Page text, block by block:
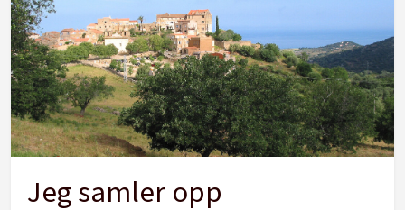
Jeg samler opp